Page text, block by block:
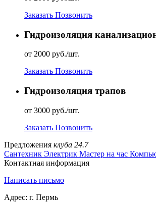
Заказать Позвонить
Гидроизоляция
от 2000 руб./шт.
Заказать Позвонить
Гидроизоляция трапов
от 3000 руб./шт.
Заказать Позвонить
Предложения клуба 24.7
Сантехник Электрик Мастер на час
Контактная информация
Написать письмо
Адрес: г. Пермь